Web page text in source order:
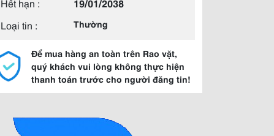
Loại tin :
Thường
Để mua hàng an toàn trên Rao vặt,
quý khách vui lòng không thực hiện
thanh toán trước cho người đăng tin!